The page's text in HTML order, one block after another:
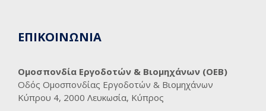
ΕΠΙΚΟΙΝΩΝΙΑ
Ομοσπονδία Εργοδοτών & Βιομηχάνων (ΟΕΒ)
Οδός Ομοσπονδίας Εργοδοτών & Βιομηχάνων
Κύπρου 4, 2000 Λευκωσία, Κύπρος